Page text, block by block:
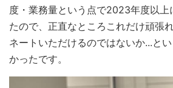
度・業務量という点で2023年度以上
たので、正直なところこれだけ頑張
ネートいただけるのではないか...と
かったです。